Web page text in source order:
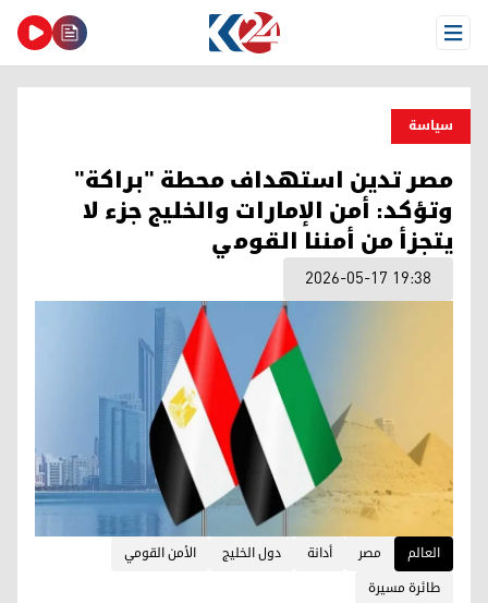
Open Menu
سیاسة
مصر تدين استهداف محطة "براكة"
وتؤكد: أمن الإمارات والخليج جزء لا
يتجزأ من أمننا القومي
2026-05-17 19:38
العالم مصر أدانة دول الخليج
الأمن القومي
طائرة مسيرة